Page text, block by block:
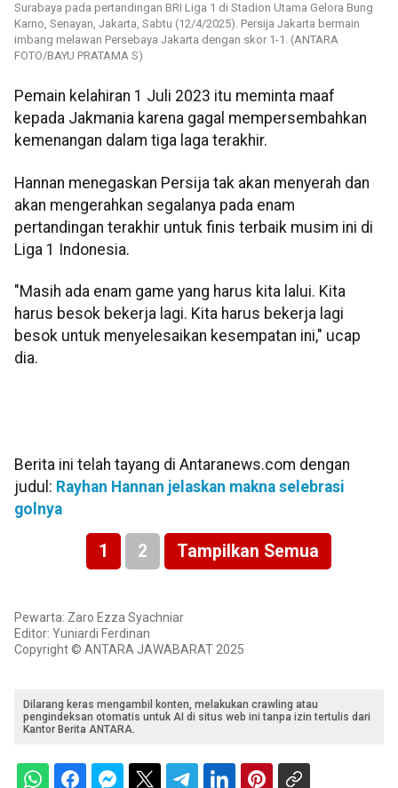
Surabaya pada pertandingan BRI Liga 1 di Stadion Utama Gelora Bung
Karno, Senayan, Jakarta, Sabtu (12/4/2025). Persija Jakarta bermain
imbang melawan Persebaya Jakarta dengan skor 1-1. (ANTARA
FOTO/BAYU PRATAMA S)
Pemain kelahiran 1 Juli 2023 itu meminta maaf
kepada Jakmania karena gagal mempersembahkan
kemenangan dalam tiga laga terakhir.
Hannan menegaskan Persija tak akan menyerah dan
akan mengerahkan segalanya pada enam
pertandingan terakhir untuk finis terbaik musim ini di
Liga 1 Indonesia.
"Masih ada enam game yang harus kita lalui. Kita
harus besok bekerja lagi. Kita harus bekerja lagi
besok untuk menyelesaikan kesempatan ini," ucap
dia.
Berita ini telah tayang di Antaranews.com dengan
judul: Rayhan Hannan jelaskan makna selebrasi
golnya
1 2 Tampilkan Semua
Pewarta: Zaro Ezza Syachniar
Editor: Yuniardi Ferdinan
Copyright © ANTARA JAWABARAT 2025
Dilarang keras mengambil konten, melakukan crawling atau
pengindeksan otomatis untuk AI di situs web ini tanpa izin tertulis dari
Kantor Berita ANTARA.